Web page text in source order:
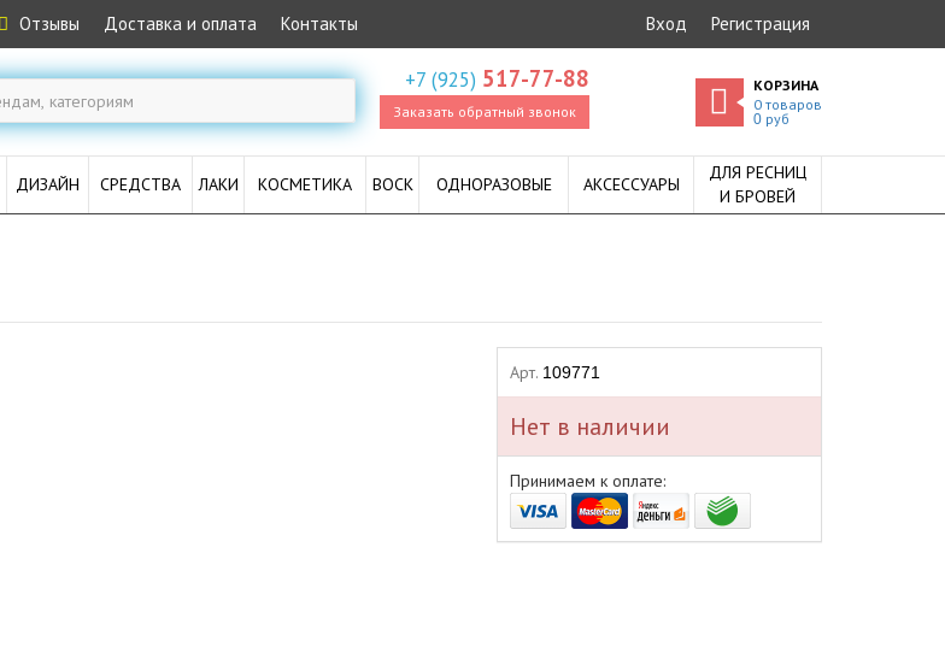
Отзывы Доставка и оплата Контакты Вход Регистрация
+7 (925) 517-77-88
Заказать обратный звонок
КОРЗИНА
0 товаров
0руб
ДИЗАЙН СРЕДСТВА ЛАКИ КОСМЕТИКА ВОСК ОДНОРАЗОВЫЕ АКСЕССУАРЫ
ДЛЯ РЕСНИЦ
И БРОВЕЙ
Арт. 109771
Нет в наличии
Принимаем к оплате: